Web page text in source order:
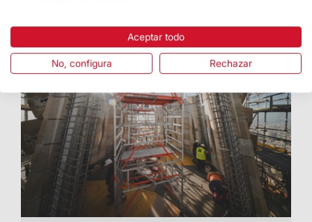
Aceptar todo
No, configura Rechazar